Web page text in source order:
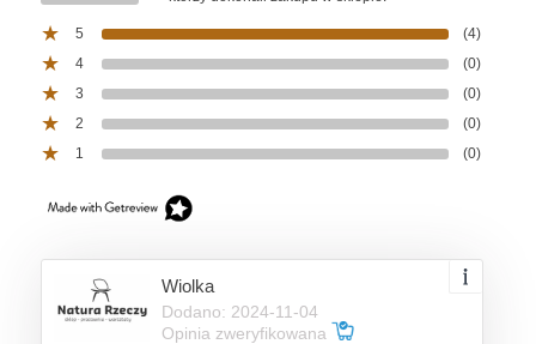
5
(4)
4
(0)
3
(0)
2
(0)
1
(0)
Wiolka
Dodano: 2024-11-04
Opinia zweryfikowana